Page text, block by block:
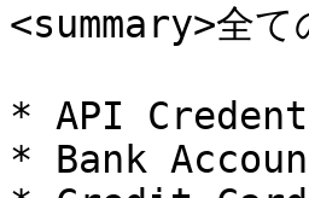
<summary>全
* API
* Bank